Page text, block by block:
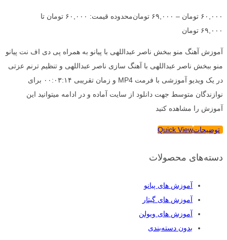
۶۰,۰۰۰ تومان – ۶۹,۰۰۰ تومان
محدوده قیمت: ۶۰,۰۰۰ تومان تا
۶۹,۰۰۰ تومان
آموزش آهنگ منو ببخش ناصر عبداللهی با پیانو به همراه پی دی اف نت پیانو
منو ببخش ناصر عبداللهی با آهنگ سازی ناصر عبداللهی و تنظیم ترنم عزتی
در یک ویدیو آموزشی با فرمت MP4 و زمان تقریبی ۰۰:۰۳:۱۴ برای
نوازندگان متوسط جهت دانلود از سایت آماده و در ادامه میتوانید این
آموزش را مشاهده کنید
توضیحاتQuick View
دسته‌های محصولات
آموزش های پیانو
آموزش های گیتار
آموزش های ویولن
بدون دسته‌بندی